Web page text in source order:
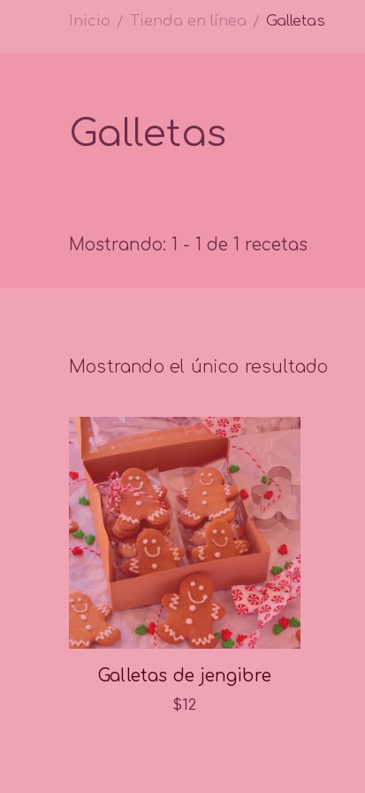
Inicio / Tienda en línea / Galletas
Galletas
Mostrando: 1 - 1 de 1 recetas
Mostrando el único resultado
Galletas de jengibre
$12